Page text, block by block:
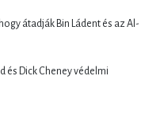
átadják Bin Ládent és az Al-
és Dick Cheney védelmi